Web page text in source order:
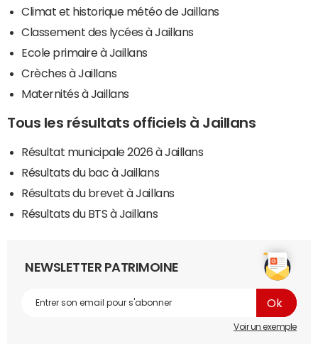
Climat et historique météo de Jaillans
Classement des lycées à Jaillans
Ecole primaire à Jaillans
Crèches à Jaillans
Maternités à Jaillans
Tous les résultats officiels à Jaillans
Résultat municipale 2026 à Jaillans
Résultats du bac à Jaillans
Résultats du brevet à Jaillans
Résultats du BTS à Jaillans
NEWSLETTER PATRIMOINE
Voir un exemple